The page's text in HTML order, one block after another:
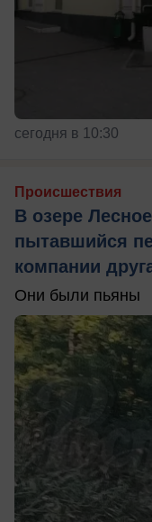
сегодня в 10:30
Происшествия
В озере
пытавшийся
компании
Они были пьяны